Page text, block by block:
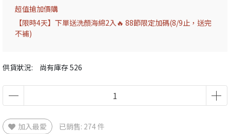
供貨狀況: 尚有庫存 526
超值搶加價購
【限時4天】下單送洗顏海綿2入🔥 88節限定加碼(8/9止，送完
不補)
加入最愛
已銷售: 274 件